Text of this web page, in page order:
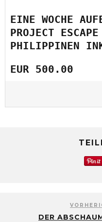
EINE WOCHE
PROJECT
PHILIPPINEN
EUR 500.00
DER